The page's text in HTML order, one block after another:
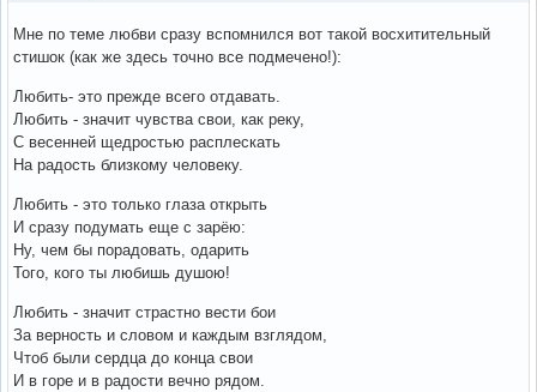
Мне по теме любви сразу вспомнился вот такой восхитительный
стишок (как же здесь точно все подмечено!):
Любить- это прежде всего отдавать.
Любить - значит чувства свои, как реку,
С весенней щедростью расплескать
На радость близкому человеку.
Любить - это только глаза открыть
И сразу подумать еще с зарёю:
Ну, чем бы порадовать, одарить
Того, кого ты любишь душою!
Любить - значит страстно вести бои
За верность и словом и каждым взглядом,
Чтоб были сердца до конца свои
И в горе и в радости вечно рядом.